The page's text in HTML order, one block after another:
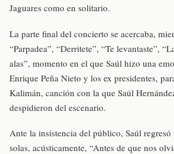
Jaguares como en solitario.
La parte final del concierto se acercaba,
“Parpadea”, “Derritete”, “Te levantaste”,
alas”, momento en el que Saúl hizo una
Enrique Peña Nieto y los ex presidentes,
Kalimán, canción con la que Saúl
despidieron del escenario.
Ante la insistencia del público, Saúl regresó
solas, acústicamente, “Antes de que nos